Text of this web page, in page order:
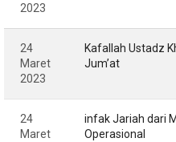
2023
24
Maret
2023
Kafallah Ustadz
Jum’at
24
Maret
infak Jariah dari
Operasional